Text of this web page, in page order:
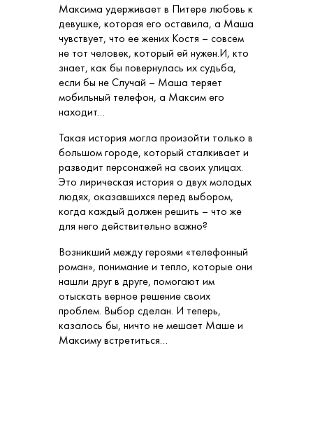
Максима удерживает в Питере любовь к
девушке, которая его оставила, а Маша
чувствует, что ее жених Костя – совсем
не тот человек, который ей нужен.И, кто
знает, как бы повернулась их судьба,
если бы не Случай – Маша теряет
мобильный телефон, а Максим его
находит…
Такая история могла произойти только в
большом городе, который сталкивает и
разводит персонажей на своих улицах.
Это лирическая история о двух молодых
людях, оказавшихся перед выбором,
когда каждый должен решить – что же
для него действительно важно?
Возникший между героями «телефонный
роман», понимание и тепло, которые они
нашли друг в друге, помогают им
отыскать верное решение своих
проблем. Выбор сделан. И теперь,
казалось бы, ничто не мешает Маше и
Максиму встретиться…